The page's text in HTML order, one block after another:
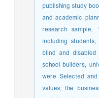
publishing study
and academic
research
including
blind and
school builders,
were Selected
values, the